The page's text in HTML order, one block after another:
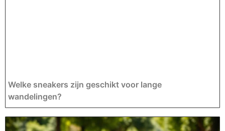
Welke sneakers zijn geschikt voor lange
wandelingen?